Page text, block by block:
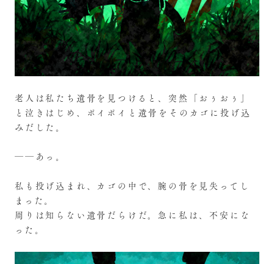
老人は私たち遺骨を見つけると、突然「おぅおぅ」
と泣きはじめ、ポイポイと遺骨をそのカゴに投げ込
みだした。
――あっ。
私も投げ込まれ、カゴの中で、腕の骨を見失ってし
まった。
周りは知らない遺骨だらけだ。急に私は、不安にな
った。